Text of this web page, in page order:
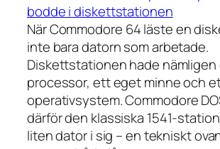
bodde i diskettstationen
När Commodore 64 läste en
inte bara datorn som arbetade.
Diskettstationen hade nämligen
processor, ett eget minne och
operativsystem. Commodore
därför den klassiska 1541-
liten dator i sig – en tekniskt